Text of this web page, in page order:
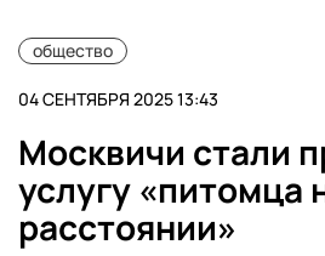
общество
04 СЕНТЯБРЯ 2025 13:43
Москвичи стали
услугу «питомца
расстоянии»